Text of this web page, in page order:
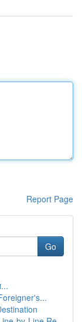
Report Page
Go